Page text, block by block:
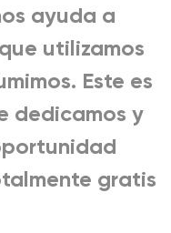
ayuda a
utilizamos
Este es
dedicamos y
gratis